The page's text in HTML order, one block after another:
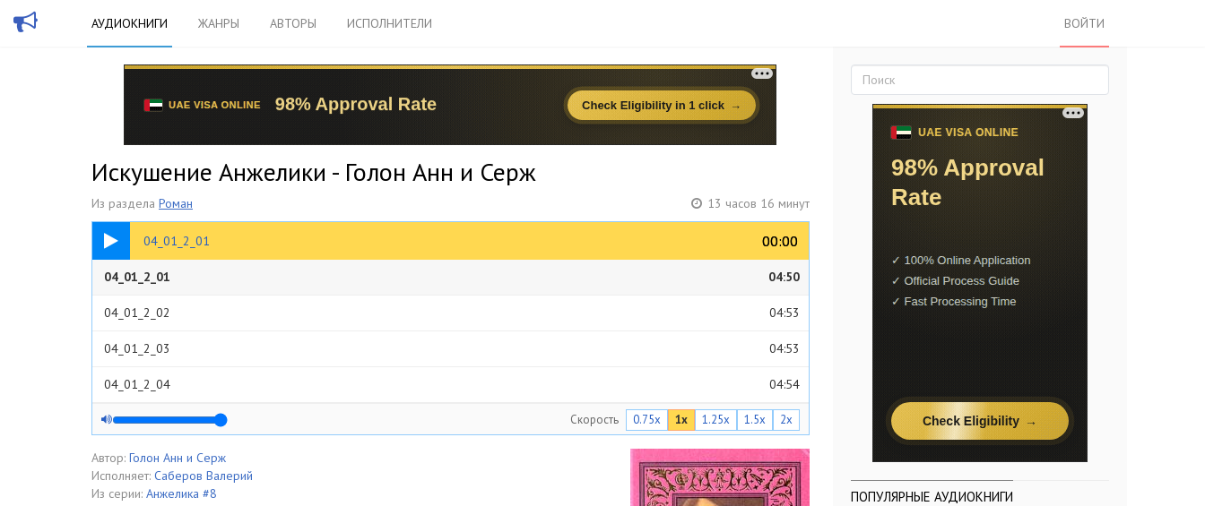
АУДИОКНИГИ ЖАНРЫ АВТОРЫ ИСПОЛНИТЕЛИ ВОЙТИ
Искушение Анжелики - Голон Анн и Серж
Из раздела Роман 13 часов 16 минут
04_01_2_01 00:00
00:00
04:50
04_01_2_01 04:50
04_01_2_02 04:53
04_01_2_03 04:53
04_01_2_04 04:54
04_01_2_05 04:55
04_01_2_06
04_01_2_07 04:50
Скорость 0.75x 1x 1.25x 1.5x 2x
Автор: Голон Анн и Серж
Исполняет: Саберов Валерий
Из серии: Анжелика #8 ПОПУЛЯРНЫЕ АУДИОКНИГИ